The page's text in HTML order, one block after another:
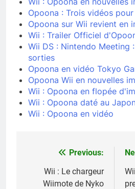
Opoona : Trois vidéos
Opoona sur Wii revient en
Wii : Trailer Officiel
Wii DS : Nintendo Meeting
sorties
Opoona en vidéo Tokyo
Opoona Wii en nouvelles
Wii : Opoona en flopée
Wii : Opoona daté au
Wii : Opoona en vidéo
NavigationPrevious:
Wii : Le chargeur
Wiimote de Nyko